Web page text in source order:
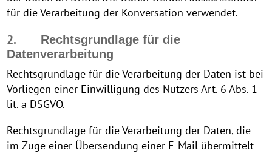
für die Verarbeitung der Konversation verwendet.
2.
Rechtsgrundlage für die
Datenverarbeitung
Rechtsgrundlage für die Verarbeitung der Daten ist bei
Vorliegen einer Einwilligung des Nutzers Art. 6 Abs. 1
lit. a DSGVO.
Rechtsgrundlage für die Verarbeitung der Daten, die
im Zuge einer Übersendung einer E-Mail übermittelt